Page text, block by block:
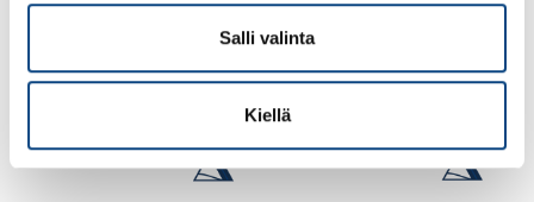
Salli valinta
Kiellä